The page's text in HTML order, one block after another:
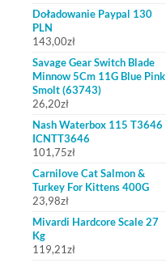
Doładowanie Paypal 130
PLN
143,00zł
Savage Gear Switch Blade
Minnow 5Cm 11G Blue Pink
Smolt (63743)
26,20zł
Nash Waterbox 115 T3646
ICNTT3646
101,75zł
Carnilove Cat Salmon &
Turkey For Kittens 400G
23,98zł
Mivardi Hardcore Scale 27
Kg
119,21zł